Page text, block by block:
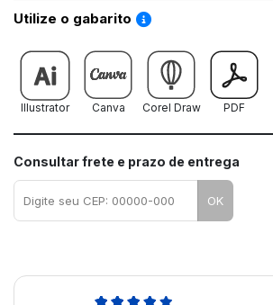
Utilize o gabarito Saiba como utilizar
Illustrator Canva Corel Draw PDF
Consultar frete e prazo de entrega
OK